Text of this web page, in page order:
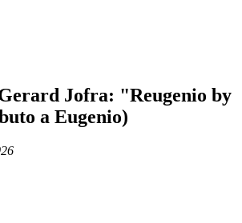
Jofra: "Reugenio by
a Eugenio)